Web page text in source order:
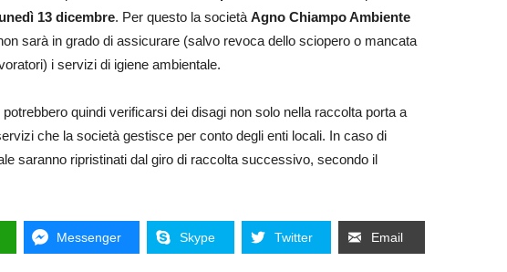
13 dicembre. Per questo la società Agno Chiampo Ambiente
sarà in grado di assicurare (salvo revoca dello sciopero o mancata
i servizi di igiene ambientale.
quindi verificarsi dei disagi non solo nella raccolta porta a
che la società gestisce per conto degli enti locali. In caso di
saranno ripristinati dal giro di raccolta successivo, secondo il
Messenger Skype Twitter Email